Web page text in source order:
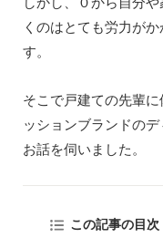
くのはとても労力が
す。
そこで戸建ての先輩
ッションブランドの
お話を伺いました。
この記事の目次